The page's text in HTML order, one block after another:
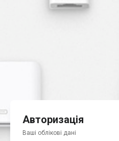
Авторизація
Ваші облікові дані